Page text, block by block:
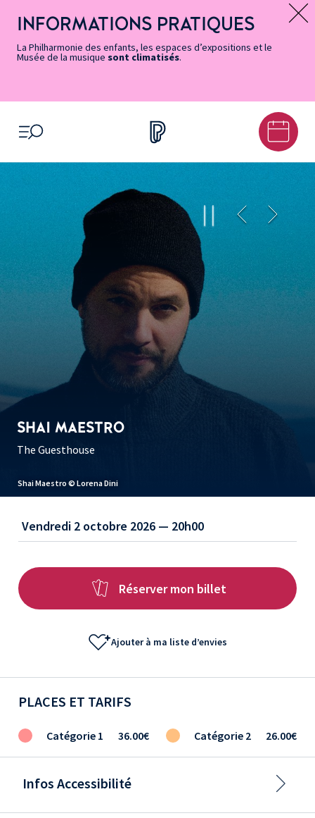
page
Accessibilité
accès
rapides
principal
contenu
principal
page
Message d’information
INFORMATIONS PRATIQUES
La Philharmonie des enfants, les espaces d’expositions et le
Musée de la musique sont climatisés.
OUVRIR LE MENU
Shai Maestro © Lorena Dini
SHAI MAESTRO
The Guesthouse
Vendredi 2 octobre 2026 — 20h00
Réserver mon billet
Ajouter à ma liste d’envies
PLACES ET TARIFS
Catégorie 1 36.00€ Catégorie 2 26.00€
Infos Accessibilité